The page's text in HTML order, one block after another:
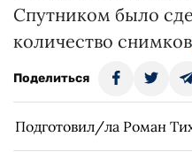
Спутником было
количество снимков
Поделиться
Подготовил/ла Роман